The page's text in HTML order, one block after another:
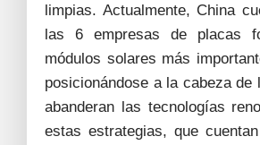
limpias. Actualmente, China
las 6 empresas de placas
módulos solares más
posicionándose a la cabeza de
abanderan las tecnologías
estas estrategias, que